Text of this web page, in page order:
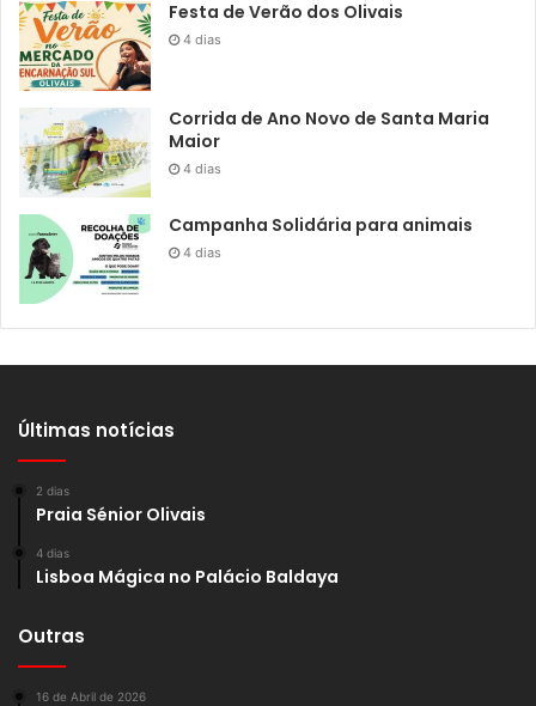
Festa de Verão dos Olivais
4 dias
Corrida de Ano Novo de Santa Maria
Maior
4 dias
Campanha Solidária para animais
4 dias
Últimas notícias
2 dias
Praia Sénior Olivais
4 dias
Lisboa Mágica no Palácio Baldaya
Outras
16 de Abril de 2026